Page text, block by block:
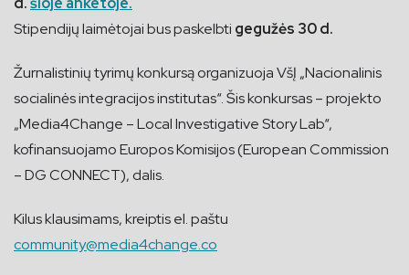
Stipendijų laimėtojai bus paskelbti gegužės 30 d.
Žurnalistinių tyrimų konkursą organizuoja VšĮ „Nacionalinis
socialinės integracijos institutas“. Šis konkursas – projekto
„Media4Change – Local Investigative Story Lab“,
kofinansuojamo Europos Komisijos (European Commission
– DG CONNECT), dalis.
Kilus klausimams, kreiptis el. paštu
community@media4change.co